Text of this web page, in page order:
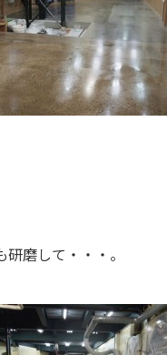
研磨して・・・。